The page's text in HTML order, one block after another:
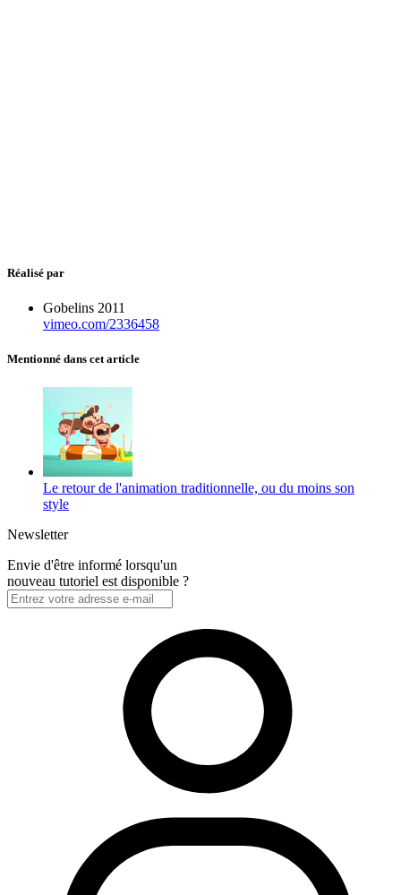
Réalisé par
Gobelins 2011
vimeo.com/2336458
Mentionné dans cet article
Le retour de l'animation traditionnelle, ou du moins son
style
Newsletter
Envie d'être informé lorsqu'un
nouveau tutoriel est disponible ?